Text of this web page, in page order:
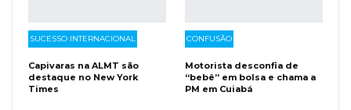
SUCESSO INTERNACIONAL
Capivaras na ALMT são
destaque no New York
Times
CONFUSÃO
Motorista desconfia de
“bebê” em bolsa e chama a
PM em Cuiabá